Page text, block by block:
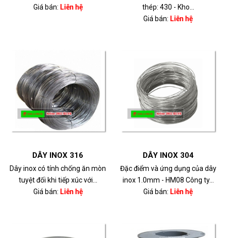
Giá bán: Liên hệ
thép: 430 - Kho...
Giá bán: Liên hệ
DÂY INOX 316
Dây inox có tính chống ăn mòn
tuyệt đối khi tiếp xúc với...
Giá bán: Liên hệ
DÂY INOX 304
Đặc điểm và ứng dụng của dây
inox 1.0mm - HM08 Công ty...
Giá bán: Liên hệ